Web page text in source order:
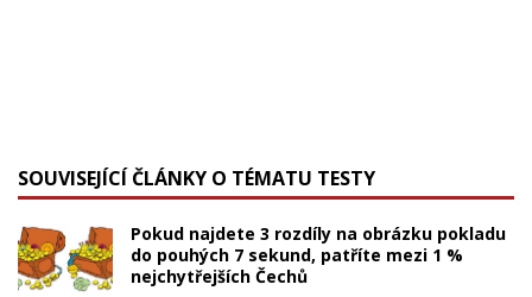
SOUVISEJÍCÍ ČLÁNKY O TÉMATU TESTY
Pokud najdete 3 rozdíly na obrázku pokladu
do pouhých 7 sekund, patříte mezi 1 %
nejchytřejších Čechů